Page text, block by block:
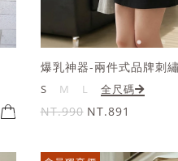
爆乳神器-兩件式品牌刺
S M L 全尺碼
NT.990 NT.891